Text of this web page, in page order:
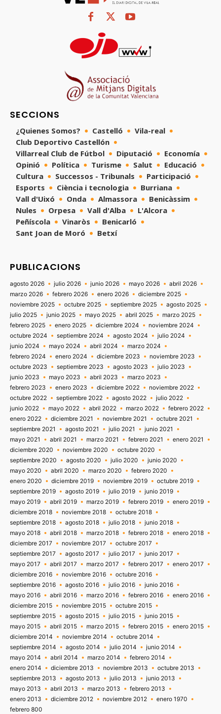
SECCIONS
¿Quienes Somos? Castelló
Vila-real
Club Deportivo Castellón
Villarreal Club de Fútbol
Diputació
Economía
Opinió
Política Turisme Salut
Educació
Cultura
Successos - Tribunals
Participació
Esports
Ciència i tecnologia
Burriana
Vall d'Uixó
Onda Almassora
Benicàssim
Nules
Orpesa Vall d'Alba
L'Alcora
Peñíscola
Vinaròs
Benicarló
Sant Joan de Moró
Betxí
PUBLICACIONS
agosto 2026 julio 2026 junio 2026 mayo 2026
abril 2026
marzo 2026
febrero 2026 enero 2026
diciembre 2025
noviembre 2025
octubre 2025 septiembre 2025
agosto 2025
julio 2025
junio 2025 mayo 2025 abril 2025
marzo 2025
febrero 2025
enero 2025 diciembre 2024
noviembre 2024
octubre 2024
septiembre 2024 agosto 2024
julio 2024
junio 2024
mayo 2024 abril 2024
marzo 2024
febrero 2024
enero 2024 diciembre 2023
noviembre 2023
octubre 2023
septiembre 2023 agosto 2023
julio 2023
junio 2023
mayo 2023 abril 2023
marzo 2023
febrero 2023
enero 2023 diciembre 2022
noviembre 2022
octubre 2022
septiembre 2022 agosto 2022
julio 2022
junio 2022
mayo 2022 abril 2022 marzo 2022
febrero 2022
enero 2022
diciembre 2021 noviembre 2021
octubre 2021
septiembre 2021
agosto 2021 julio 2021
junio 2021
mayo 2021
abril 2021 marzo 2021 febrero 2021
enero 2021
diciembre 2020
noviembre 2020
octubre 2020
septiembre 2020
agosto 2020 julio 2020
junio 2020
mayo 2020
abril 2020 marzo 2020
febrero 2020
enero 2020
diciembre 2019 noviembre 2019
octubre 2019
septiembre 2019
agosto 2019 julio 2019
junio 2019
mayo 2019
abril 2019 marzo 2019 febrero 2019
enero 2019
diciembre 2018
noviembre 2018
octubre 2018
septiembre 2018
agosto 2018 julio 2018
junio 2018
mayo 2018
abril 2018 marzo 2018 febrero 2018
enero 2018
diciembre 2017
noviembre 2017
octubre 2017
septiembre 2017
agosto 2017 julio 2017
junio 2017
mayo 2017
abril 2017 marzo 2017 febrero 2017
enero 2017
diciembre 2016
noviembre 2016
octubre 2016
septiembre 2016
agosto 2016 julio 2016
junio 2016
mayo 2016
abril 2016 marzo 2016 febrero 2016
enero 2016
diciembre 2015
noviembre 2015
octubre 2015
septiembre 2015
agosto 2015 julio 2015
junio 2015
mayo 2015
abril 2015 marzo 2015 febrero 2015
enero 2015
diciembre 2014
noviembre 2014
octubre 2014
septiembre 2014
agosto 2014 julio 2014
junio 2014
mayo 2014
abril 2014 marzo 2014
febrero 2014
enero 2014
diciembre 2013 noviembre 2013
octubre 2013
septiembre 2013
agosto 2013 julio 2013
junio 2013
mayo 2013
abril 2013 marzo 2013
febrero 2013
enero 2013
diciembre 2012 noviembre 2012
enero 1970
febrero 800